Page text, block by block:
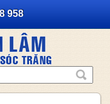
958